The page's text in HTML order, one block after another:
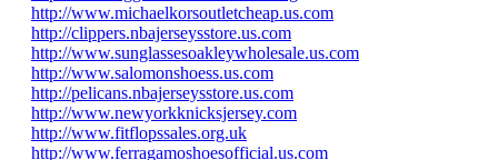
http://www.michaelkorsoutletcheap.us.com
http://clippers.nbajerseysstore.us.com
http://www.sunglassesoakleywholesale.us.com
http://www.salomonshoess.us.com
http://pelicans.nbajerseysstore.us.com
http://www.newyorkknicksjersey.com
http://www.fitflopssales.org.uk
http://www.ferragamoshoesofficial.us.com